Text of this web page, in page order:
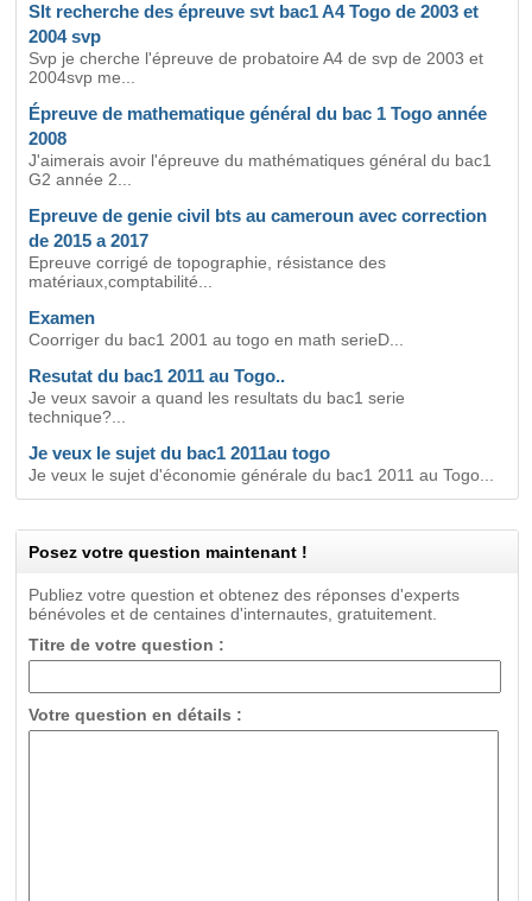
Slt recherche des épreuve svt bac1 A4 Togo de 2003 et
2004 svp
Svp je cherche l'épreuve de probatoire A4 de svp de 2003 et
2004svp me...
Épreuve de mathematique général du bac 1 Togo année
2008
J'aimerais avoir l'épreuve du mathématiques général du bac1
G2 année 2...
Epreuve de genie civil bts au cameroun avec correction
de 2015 a 2017
Epreuve corrigé de topographie, résistance des
matériaux,comptabilité...
Examen
Coorriger du bac1 2001 au togo en math serieD...
Resutat du bac1 2011 au Togo..
Je veux savoir a quand les resultats du bac1 serie
technique?...
Je veux le sujet du bac1 2011au togo
Je veux le sujet d'économie générale du bac1 2011 au Togo...
Posez votre question maintenant !
Publiez votre question et obtenez des réponses d'experts
bénévoles et de centaines d'internautes, gratuitement.
Titre de votre question :
Votre question en détails :